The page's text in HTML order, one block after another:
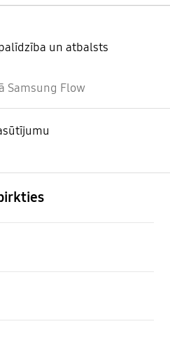
un atbalsts
Samsung Flow